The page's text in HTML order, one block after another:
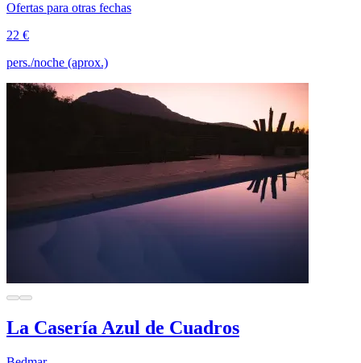
Ofertas para otras fechas
22 €
pers./noche (aprox.)
La Casería Azul de Cuadros